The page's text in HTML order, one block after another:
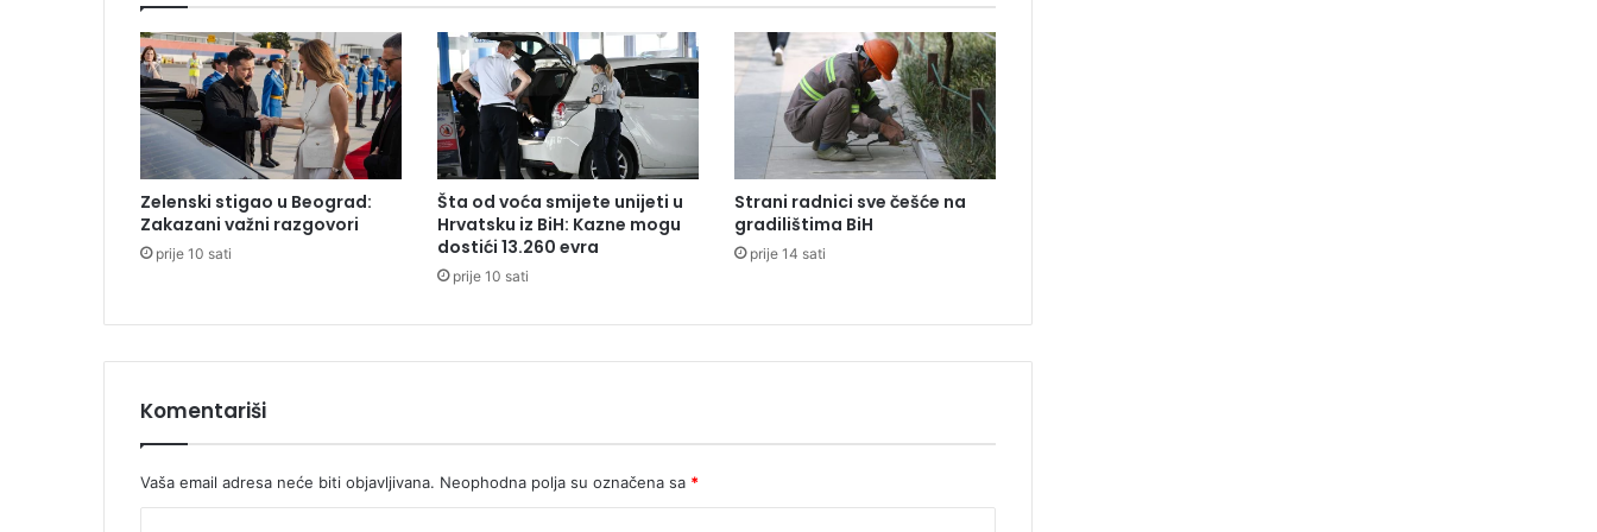
a
v
u
u
r
e
t
o
r
a
n
o
o
m
B
R
o
m
a
n
j
i
,
p
o
n
k
a
Zelenski stigao u Beograd:
Zakazani važni razgovori
prije 10 sati
Šta od voća smijete unijeti u
Hrvatsku iz BiH: Kazne mogu
dostići 13.260 evra
prije 10 sati
Strani radnici sve češće na
gradilištima BiH
prije 14 sati
Komentariši
Vaša email adresa neće biti objavljivana. Neophodna polja su označena sa *